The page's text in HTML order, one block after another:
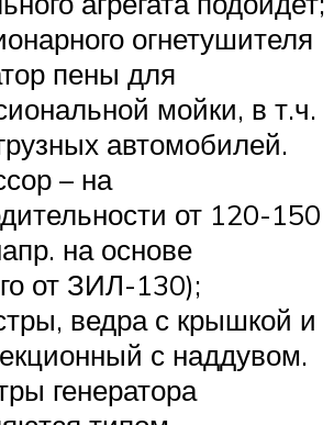
огнетушителя
пены для
мойки, в т.ч.
автомобилей.
– на
от 120-150
на основе
от ЗИЛ-130);
ведра с крышкой и
с наддувом.
генератора